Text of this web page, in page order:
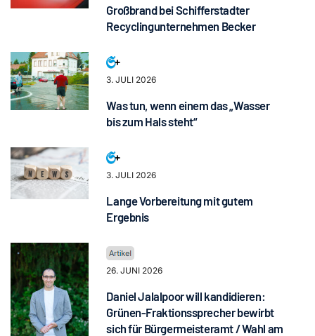
Großbrand bei Schifferstadter
Recyclingunternehmen Becker
3. JULI 2026
Was tun, wenn einem das „Wasser
bis zum Hals steht“
3. JULI 2026
Lange Vorbereitung mit gutem
Ergebnis
26. JUNI 2026
Daniel Jalalpoor will kandidieren:
Grünen-Fraktionssprecher bewirbt
sich für Bürgermeisteramt / Wahl am